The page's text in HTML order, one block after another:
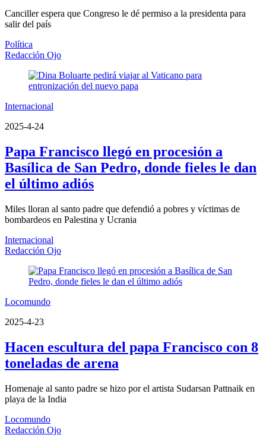
Canciller espera que Congreso le dé permiso a la presidenta para
salir del país
Política
Redacción Ojo
Internacional
2025-4-24
Papa Francisco llegó en procesión a
Basílica de San Pedro, donde fieles le dan
el último adiós
Miles lloran al santo padre que defendió a pobres y víctimas de
bombardeos en Palestina y Ucrania
Internacional
Redacción Ojo
Locomundo
2025-4-23
Hacen escultura del papa Francisco con 8
toneladas de arena
Homenaje al santo padre se hizo por el artista Sudarsan Pattnaik en
playa de la India
Locomundo
Redacción Ojo